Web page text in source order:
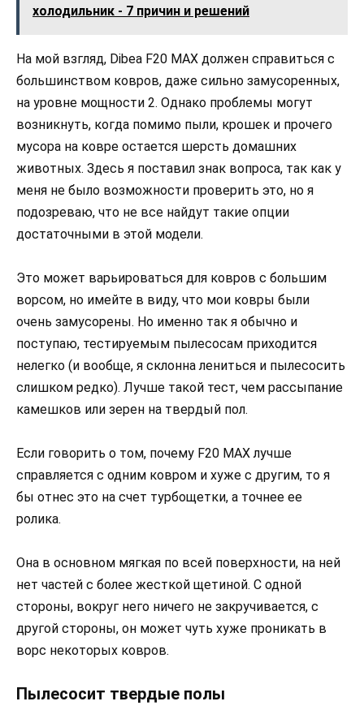
холодильник - 7 причин и решений
На мой взгляд, Dibea F20 MAX должен справиться с
большинством ковров, даже сильно замусоренных,
на уровне мощности 2. Однако проблемы могут
возникнуть, когда помимо пыли, крошек и прочего
мусора на ковре остается шерсть домашних
животных. Здесь я поставил знак вопроса, так как у
меня не было возможности проверить это, но я
подозреваю, что не все найдут такие опции
достаточными в этой модели.
Это может варьироваться для ковров с большим
ворсом, но имейте в виду, что мои ковры были
очень замусорены. Но именно так я обычно и
поступаю, тестируемым пылесосам приходится
нелегко (и вообще, я склонна лениться и пылесосить
слишком редко). Лучше такой тест, чем рассыпание
камешков или зерен на твердый пол.
Если говорить о том, почему F20 MAX лучше
справляется с одним ковром и хуже с другим, то я
бы отнес это на счет турбощетки, а точнее ее
ролика.
Она в основном мягкая по всей поверхности, на ней
нет частей с более жесткой щетиной. С одной
стороны, вокруг него ничего не закручивается, с
другой стороны, он может чуть хуже проникать в
ворс некоторых ковров.
Пылесосит твердые полы